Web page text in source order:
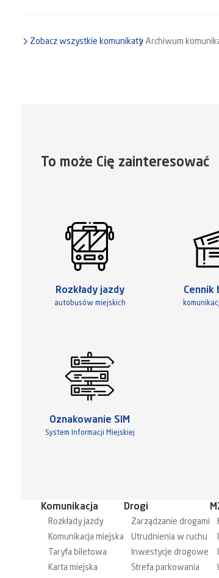
Zobacz wszystkie komunikaty Archiwum
To może Cię zainteresować
Rozkłady jazdy
autobusów miejskich
Cennik
Oznakowanie SIM
System Informacji Miejskiej
Komunikacja
Rozkłady jazdy
Komunikacja miejska
Taryfa biletowa
Karta miejska
Drogi
Zarządzanie drogami
Utrudnienia w ruchu
Inwestycje drogowe
Strefa parkowania